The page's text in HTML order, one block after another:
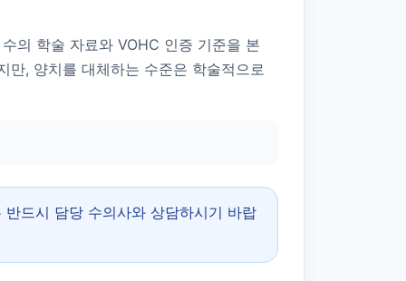
의 학술 자료와 VOHC 인증 기준을 본
, 양치를 대체하는 수준은 학술적으로
드시 담당 수의사와 상담하시기 바랍